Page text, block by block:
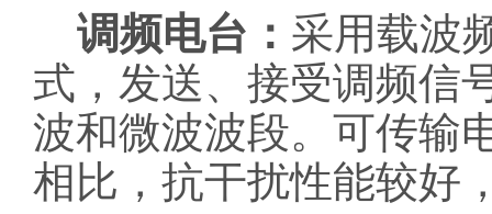
调频电台： 采用载波
式，发送、接受调频信
波和微波波段。可传输
相比，抗干扰性能较好